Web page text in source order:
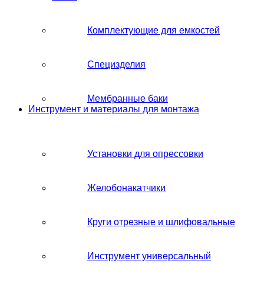
Комплектующие для емкостей
Специзделия
Мембранные баки
Инструмент и материалы для монтажа
Установки для опрессовки
Желобонакатчики
Круги отрезные и шлифовальные
Инструмент универсальный